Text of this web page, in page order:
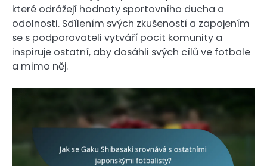
které odrážejí hodnoty sportovního ducha a
odolnosti. Sdílením svých zkušeností a zapojením
se s podporovateli vytváří pocit komunity a
inspiruje ostatní, aby dosáhli svých cílů ve fotbale
a mimo něj.